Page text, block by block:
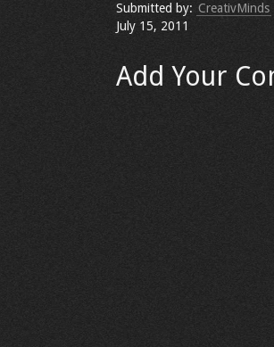
Submitted by: CreativMinds
July 15, 2011
Add Your